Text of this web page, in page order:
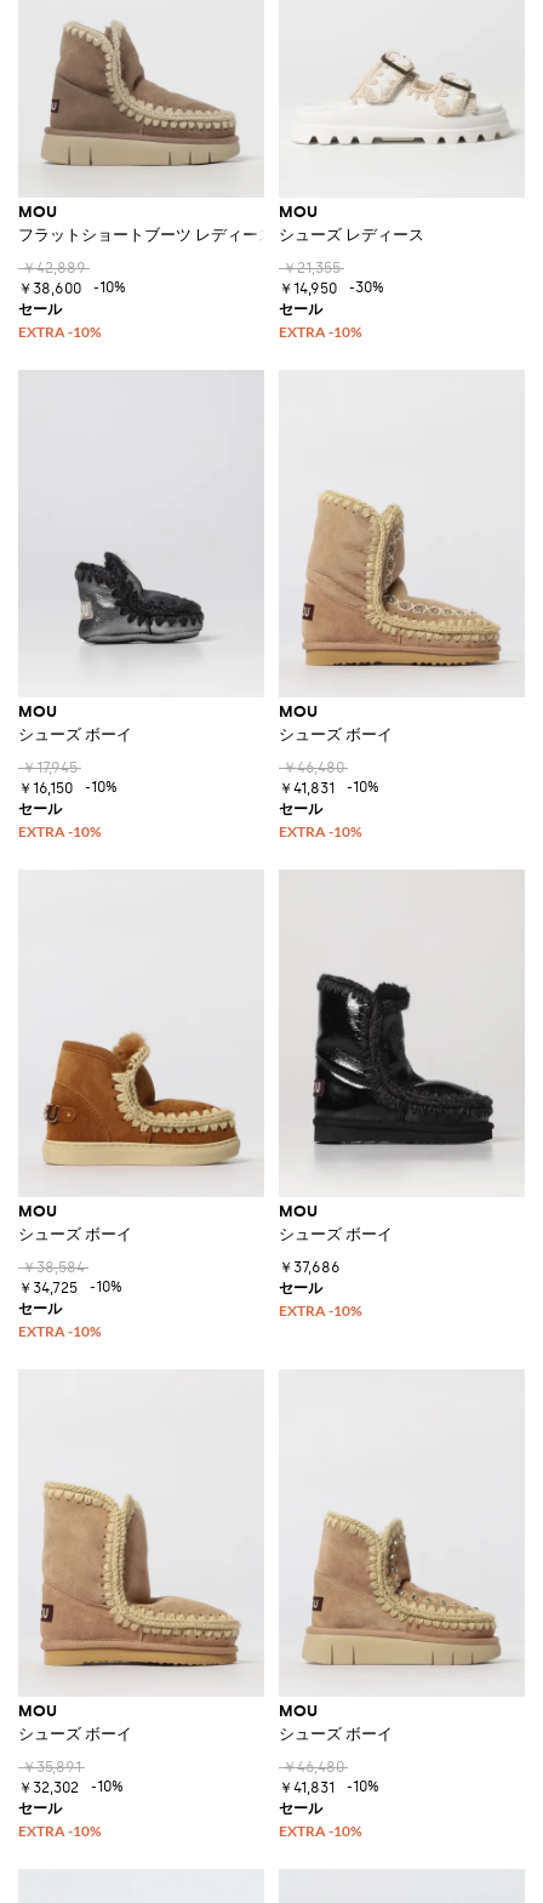
MOU
フラットショートブーツ レディース
￥42,889
￥38,600
-10%
MOU
シューズ レディース
￥21,355
￥14,950
-30%
MOU
シューズ ボーイ
￥17,945
￥16,150
-10%
MOU
シューズ ボーイ
￥46,480
￥41,831
-10%
MOU
シューズ ボーイ
￥38,584
￥34,725
-10%
MOU
シューズ ボーイ
￥37,686
MOU
シューズ ボーイ
￥35,891
￥32,302
-10%
MOU
シューズ ボーイ
￥46,480
￥41,831
-10%